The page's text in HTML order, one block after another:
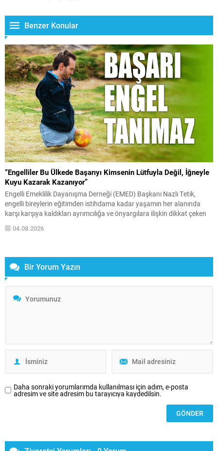
Benzer Konular
“Engelliler Bu Ülkede Başarıyı Kimsenin Lütfuyla Değil, İğneyle
Kuyu Kazarak Kazanıyor”
Engelli Emeklilik Dayanışma Derneği (EMED) Başkanı Nazlı Tetik,
engelli bireylerin eğitimden istihdama kadar yaşamın her alanında
karşı karşıya kaldıkları ayrımcılığa ve önyargılara ilişkin dikkat çeken
çoğu zaman yeterince takdir edilmediğini belirterek, “Engelliler bu
04.08.2026
Bir Yorum Yazın
Daha sonraki yorumlarımda kullanılması için adım, e-posta
adresim ve site adresim bu tarayıcıya kaydedilsin.